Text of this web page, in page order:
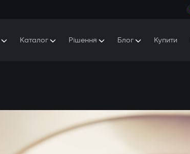
Каталог Рішення Блог Купити